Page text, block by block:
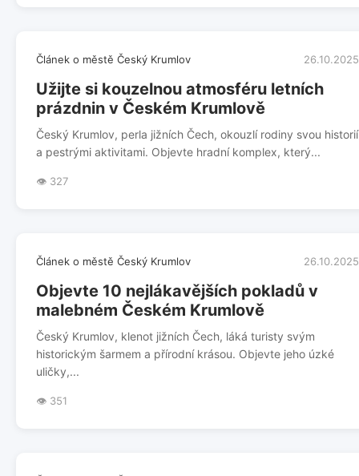
Článek o městě Český Krumlov 26.10.2025
Užijte si kouzelnou atmosféru letních
prázdnin v Českém Krumlově
Český Krumlov, perla jižních Čech, okouzlí rodiny svou historií
a pestrými aktivitami. Objevte hradní komplex, který...
👁️ 327
Článek o městě Český Krumlov 26.10.2025
Objevte 10 nejlákavějších pokladů v
malebném Českém Krumlově
Český Krumlov, klenot jižních Čech, láká turisty svým
historickým šarmem a přírodní krásou. Objevte jeho úzké
uličky,...
👁️ 351